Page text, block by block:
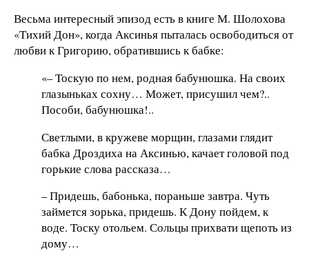
Весьма интересный эпизод есть в книге М. Шолохова
«Тихий Дон», когда Аксинья пыталась освободиться от
любви к Григорию, обратившись к бабке:
«– Тоскую по нем, родная бабунюшка. На своих
глазыньках сохну… Может, присушил чем?..
Пособи, бабунюшка!..
Светлыми, в кружеве морщин, глазами глядит
бабка Дроздиха на Аксинью, качает головой под
горькие слова рассказа…
– Придешь, бабонька, пораньше завтра. Чуть
займется зорька, придешь. К Дону пойдем, к
воде. Тоску отольем. Сольцы прихвати щепоть из
дому…